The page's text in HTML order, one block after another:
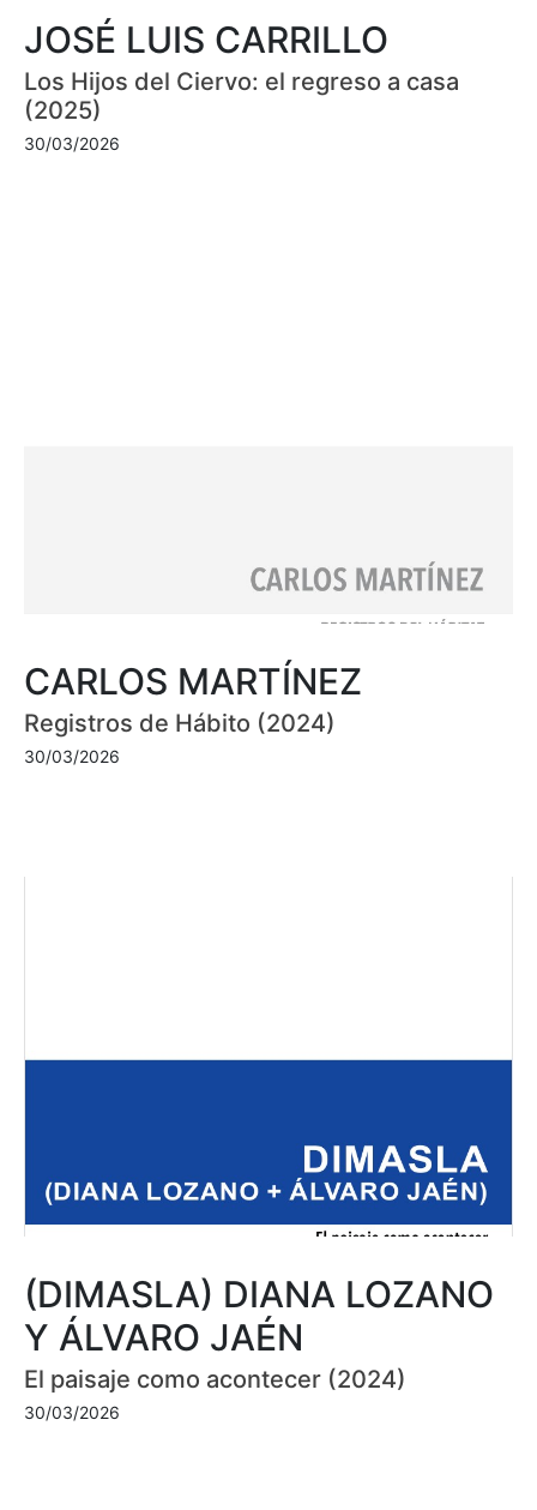
JOSÉ LUIS CARRILLO
Los Hijos del Ciervo: el regreso a casa
(2025)
30/03/2026
CARLOS MARTÍNEZ
Registros de Hábito (2024)
30/03/2026
(DIMASLA) DIANA LOZANO
Y ÁLVARO JAÉN
El paisaje como acontecer (2024)
30/03/2026